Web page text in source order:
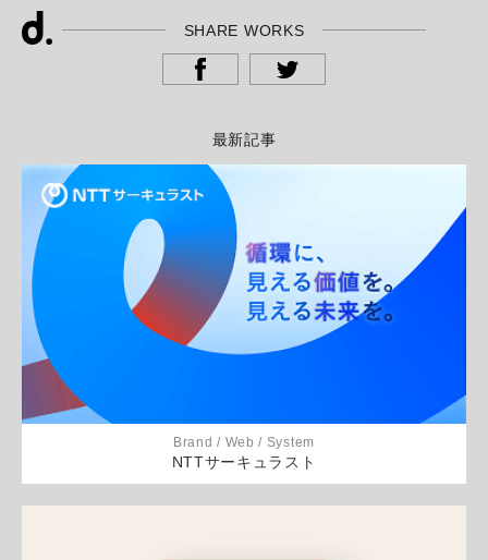
SHARE WORKS
最新記事
Brand / Web / System
NTTサーキュラスト